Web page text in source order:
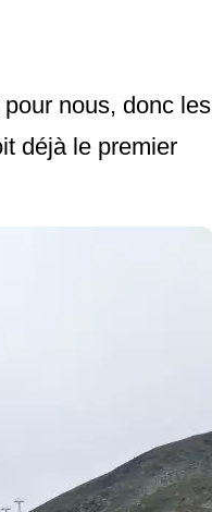
nous, donc les
déjà le premier